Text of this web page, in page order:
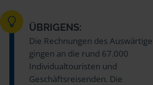
ÜBRIGENS:
Die Rechnungen des
gingen an die rund 67.000
Individualtouristen und
Geschäftsreisenden. Die